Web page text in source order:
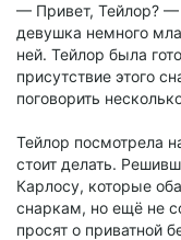
— Привет, Тейлор? —
девушка немного
ней. Тейлор была
присутствие этого
поговорить
Тейлор посмотрела
стоит делать.
Карлосу, которые
снаркам, но ещё не
просят о приватной